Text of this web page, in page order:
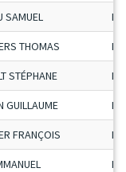
SAMUEL
THOMAS
STÉPHANE
GUILLAUME
FRANÇOIS